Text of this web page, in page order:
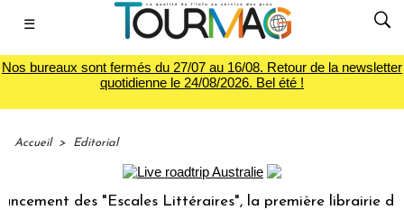
☰
Nos bureaux sont fermés du 27/07 au 16/08. Retour de la newsletter
quotidienne le 24/08/2026. Bel été !
Accueil > Editorial
des "Escales Littéraires", la première librairie du voyage